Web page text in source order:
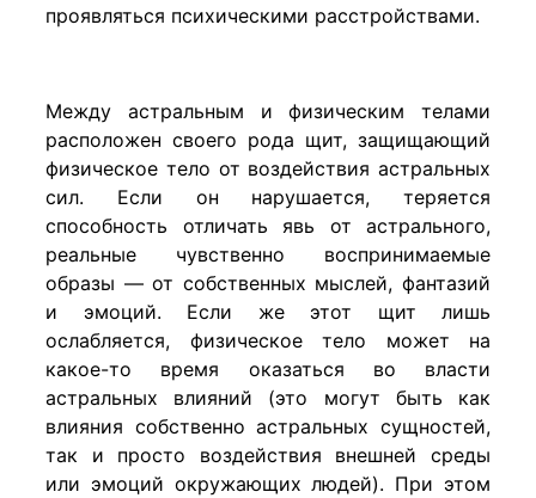
проявляться психическими расстройствами.
Между астральным и физическим телами
расположен своего рода щит, защищающий
физическое тело от воздействия астральных
сил. Если он нарушается, теряется
способность отличать явь от астрального,
реальные чувственно воспринимаемые
образы — от собственных мыслей, фантазий
и эмоций. Если же этот щит лишь
ослабляется, физическое тело может на
какое-то время оказаться во власти
астральных влияний (это могут быть как
влияния собственно астральных сущностей,
так и просто воздействия внешней среды
или эмоций окружающих людей). При этом